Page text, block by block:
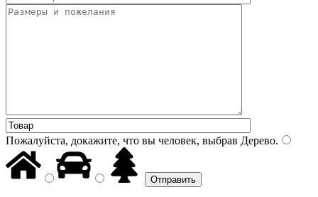
Пожалуйста, докажите, что вы человек, выбрав Дерево.